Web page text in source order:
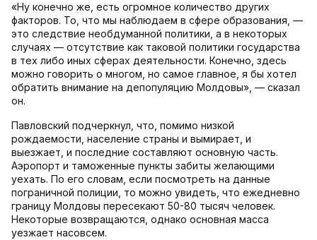
«Ну конечно же, есть огромное количество других
факторов. То, что мы наблюдаем в сфере образования, —
это следствие необдуманной политики, а в некоторых
случаях — отсутствие как таковой политики государства
в тех либо иных сферах деятельности. Конечно, здесь
можно говорить о многом, но самое главное, я бы хотел
обратить внимание на депопуляцию Молдовы», — сказал
он.
Павловский подчеркнул, что, помимо низкой
рождаемости, население страны и вымирает, и
выезжает, и последние составляют основную часть.
Аэропорт и таможенные пункты забиты желающими
уехать. По его словам, если посмотреть на данные
пограничной полиции, то можно увидеть, что ежедневно
границу Молдовы пересекают 50-80 тысяч человек.
Некоторые возвращаются, однако основная масса
уезжает насовсем.